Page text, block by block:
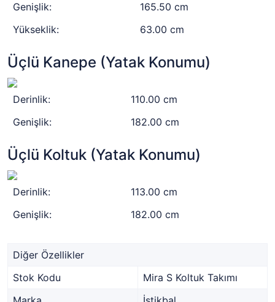
Genişlik:
165.50 cm
Yükseklik:
63.00 cm
Üçlü Kanepe (Yatak Konumu)
Derinlik:
110.00 cm
Genişlik:
182.00 cm
Üçlü Koltuk (Yatak Konumu)
Derinlik:
113.00 cm
Genişlik:
182.00 cm
Diğer Özellikler
Stok Kodu
Mira S Koltuk Takımı